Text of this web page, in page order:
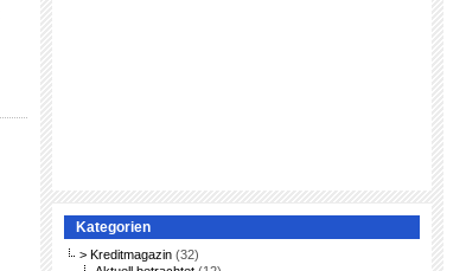
Kategorien
> Kreditmagazin (32)